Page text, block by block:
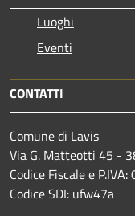
Luoghi
Eventi
CONTATTI
Comune di Lavis
Via G. Matteotti 45 -
Codice Fiscale e
Codice SDI: ufw47a